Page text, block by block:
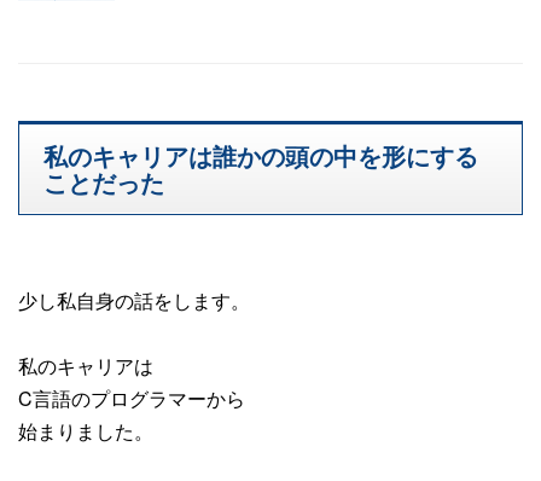
私のキャリアは誰かの頭の中を形にする
ことだった
少し私自身の話をします。
私のキャリアは
C言語のプログラマーから
始まりました。